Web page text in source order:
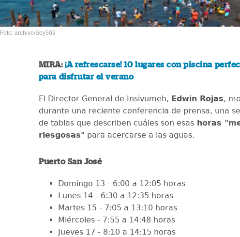
Foto: archivo/Soy502
MIRA:¡A refrescarse! 10 lugares con piscina
para disfrutar el verano
El Director General de Insivumeh, Edwin Rojas,
durante una reciente conferencia de prensa, una
de tablas que describen cuáles son esas horas
riesgosas" para acercarse a las aguas.
Puerto San José
Domingo 13 - 6:00 a 12:05 horas
Lunes 14 - 6:30 a 12:35 horas
Martes 15 - 7:05 a 13:10 horas
Miércoles - 7:55 a 14:48 horas
Jueves 17 - 8:10 a 14:15 horas